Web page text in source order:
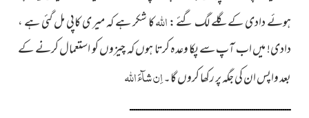
ہوئے دادی کے گلے لگ گئے :اللہکا شکر ہے کہ میر ی کاپی مل گئی ہے ،
دادی! میں اب آپ سے پکا وعدہ کرتا ہوں کہ چیزوں کو استعمال کرنے کے
بعد واپس ان کی جگہ پر رکھا کروں گا۔اِن شآءَ اللہ
ــــــــــــــــــــــــــــــــــــــــــــــــــــــــــــــــــــــــــــــ